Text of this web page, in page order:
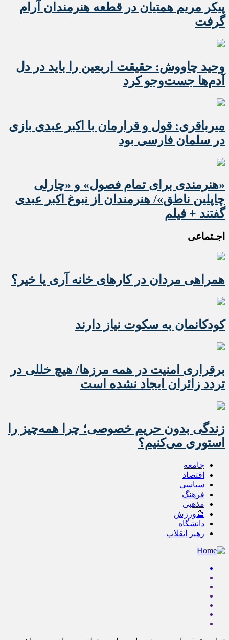
پیکر مریم همتیان در قطعه هنرمندان آرام
گرفت
وحید چاووش: حقیقت اربعین را باید در دل
آدم‌ها جست‌وجو کرد
میرباقری: قول و قرارمان با اکبر عبدی بازی
در سلمان فارسی بود
«هنرمندی برای تمام فصول» و «چارلی
چاپلین ناطق»/ هنرمندان از نبوغ اکبر عبدی
گفتند + فیلم
اجـتماعی
همراهی مردان در کارهای خانه آری یا خیر؟
کودکانمان به سکوت نیاز دارند
برقراری امنیت در همه مرزها/ هیچ‌ خللی در
تردد زائران ایجاد نشده است
زندگی بدون حریم خصوصی؛ چرا همه‌چیز را
استوری می‌کنیم؟
جامعه
اقتصاد
سیاسی
فرهنگ
مذهبی
🔮ورزش
دانشگاه
رهبر انقلاب